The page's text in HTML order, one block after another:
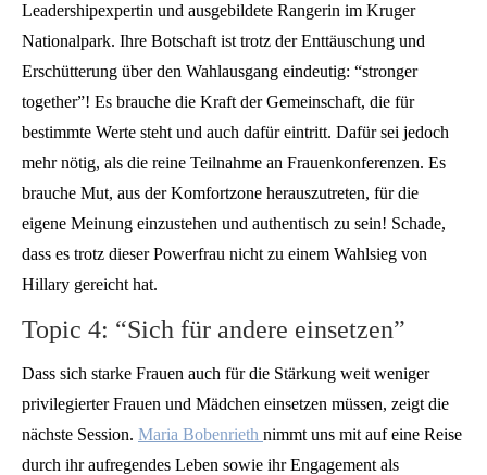
Leadershipexpertin und ausgebildete Rangerin im Kruger
Nationalpark. Ihre Botschaft ist trotz der Enttäuschung und
Erschütterung über den Wahlausgang eindeutig: “stronger
together”! Es brauche die Kraft der Gemeinschaft, die für
bestimmte Werte steht und auch dafür eintritt. Dafür sei jedoch
mehr nötig, als die reine Teilnahme an Frauenkonferenzen. Es
brauche Mut, aus der Komfortzone herauszutreten, für die
eigene Meinung einzustehen und authentisch zu sein! Schade,
dass es trotz dieser Powerfrau nicht zu einem Wahlsieg von
Hillary gereicht hat.
Topic 4: “Sich für andere einsetzen”
Dass sich starke Frauen auch für die Stärkung weit weniger
privilegierter Frauen und Mädchen einsetzen müssen, zeigt die
nächste Session. Maria Bobenrieth nimmt uns mit auf eine Reise
durch ihr aufregendes Leben sowie ihr Engagement als